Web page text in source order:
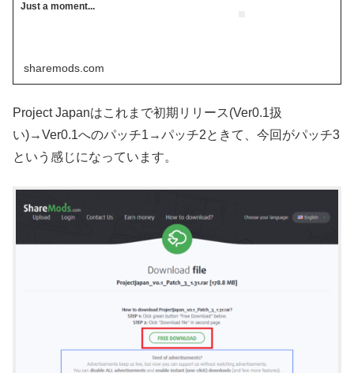
Just a moment...
sharemods.com
Project Japanはこれまで初期リリース(Ver0.1扱
い)→Ver0.1へのパッチ1→パッチ2ときて、今回がパッチ3
という感じになっています。